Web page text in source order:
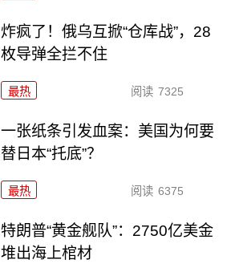
炸疯了！俄乌互掀“仓库战”，28
枚导弹全拦不住
最热 阅读 7325
一张纸条引发血案：美国为何要
替日本“托底”？
最热 阅读 6375
特朗普“黄金舰队”：2750亿美金
堆出海上棺材